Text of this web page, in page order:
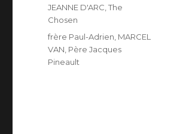
JEANNE D'ARC ,The
Chosen
Étiquettes
frère Paul-Adrien MARCEL
VAN Père Jacques
Pineault